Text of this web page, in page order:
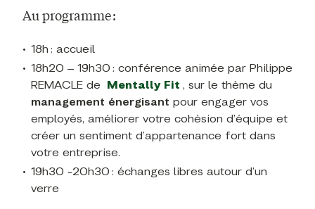
Au programme :
18h : accueil
18h20 – 19h30 : conférence animée par Philippe
REMACLE de Mentally Fit , sur le thème du
management énergisant pour engager vos
employés, améliorer votre cohésion d’équipe et
créer un sentiment d’appartenance fort dans
votre entreprise.
19h30 -20h30 : échanges libres autour d’un
verre